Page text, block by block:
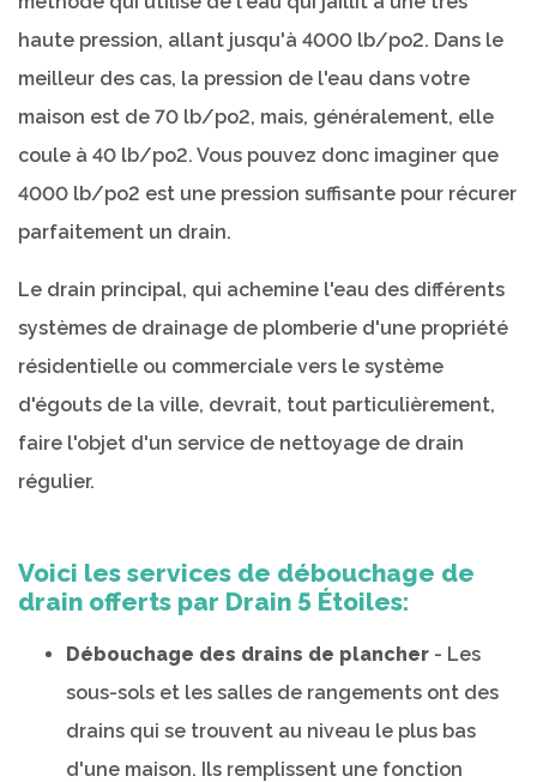
haute pression, allant jusqu'à 4000 lb/po2. Dans le
meilleur des cas, la pression de l'eau dans votre
maison est de 70 lb/po2, mais, généralement, elle
coule à 40 lb/po2. Vous pouvez donc imaginer que
4000 lb/po2 est une pression suffisante pour récurer
parfaitement un drain.
Le drain principal, qui achemine l'eau des différents
systèmes de drainage de plomberie d'une propriété
résidentielle ou commerciale vers le système
d'égouts de la ville, devrait, tout particulièrement,
faire l'objet d'un service de nettoyage de drain
régulier.
Voici les services de débouchage de
drain offerts par Drain 5 Étoiles:
Débouchage des drains de plancher - Les
sous-sols et les salles de rangements ont des
drains qui se trouvent au niveau le plus bas
d'une maison. Ils remplissent une fonction